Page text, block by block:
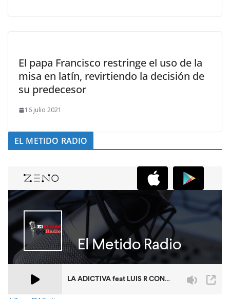
El papa Francisco restringe el uso de la
misa en latín, revirtiendo la decisión de
su predecesor
16 julio 2021
EL METIDO RADIO